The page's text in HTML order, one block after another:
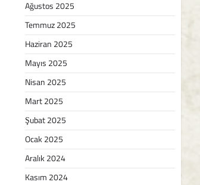
Ağustos 2025
Temmuz 2025
Haziran 2025
Mayıs 2025
Nisan 2025
Mart 2025
Şubat 2025
Ocak 2025
Aralık 2024
Kasım 2024